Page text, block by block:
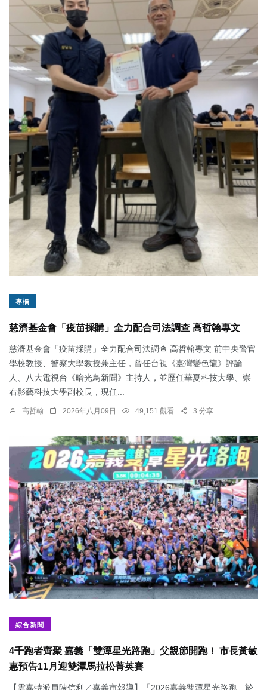
專欄
慈濟基金會「疫苗採購」全力配合司法調查 高哲翰專文
慈濟基金會「疫苗採購」全力配合司法調查 高哲翰專文 前中央警官
學校教授、警察大學教授兼主任，曾任台視《臺灣變色龍》評論
人、八大電視台《暗光鳥新聞》主持人，並歷任華夏科技大學、崇
右影藝科技大學副校長，現任...
高哲翰 2026年八月09日 49,151 觀看 3 分享
綜合新聞
4千跑者齊聚 嘉義「雙潭星光路跑」父親節開跑！ 市長黃敏
惠預告11月迎雙潭馬拉松菁英賽
【雲嘉特派員陳信利／嘉義市報導】「2026嘉義雙潭星光路跑」於